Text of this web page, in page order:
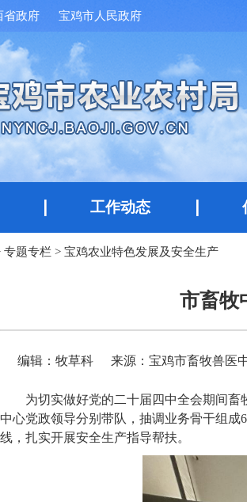
省政府 宝鸡市人民政府
工作动态
专题专栏 > 宝鸡农业特色发展及安全生产
市畜牧
编辑：牧草科 来源：宝鸡市畜牧兽医
为切实做好党的二十届四中全会期间
中心党政领导分别带队，抽调业务骨干组
线，扎实开展安全生产指导帮扶。